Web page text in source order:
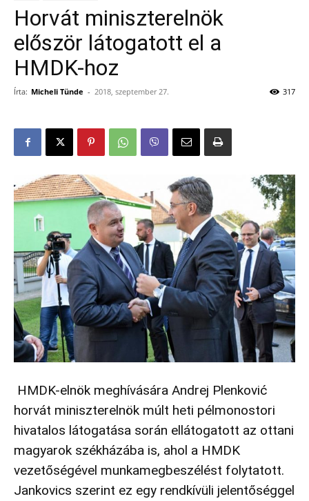
Horvát miniszterelnök
először látogatott el a
HMDK-hoz
Írta: Micheli Tünde - 2018, szeptember 27. 317
HMDK-elnök meghívására Andrej Plenković
horvát miniszterelnök múlt heti pélmonostori
hivatalos látogatása során ellátogatott az ottani
magyarok székházába is, ahol a HMDK
vezetőségével munkamegbeszélést folytatott.
Jankovics szerint ez egy rendkívüli jelentőséggel